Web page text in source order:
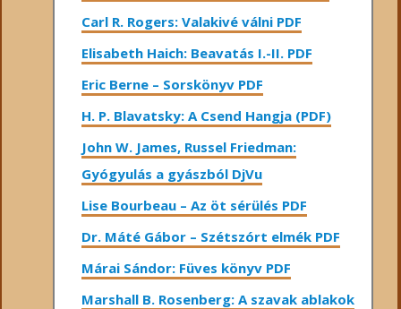
Carl R. Rogers: Valakivé válni PDF
Elisabeth Haich: Beavatás I.-II. PDF
Eric Berne – Sorskönyv PDF
H. P. Blavatsky: A Csend Hangja (PDF)
John W. James, Russel Friedman:
Gyógyulás a gyászból DjVu
Lise Bourbeau – Az öt sérülés PDF
Dr. Máté Gábor – Szétszórt elmék PDF
Márai Sándor: Füves könyv PDF
Marshall B. Rosenberg: A szavak ablakok